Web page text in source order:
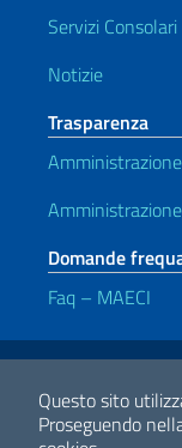
Questo sito
Proseguendo
Servizi
Notizie
Trasparenza
Domande
Faq – MAECI
Link Utili